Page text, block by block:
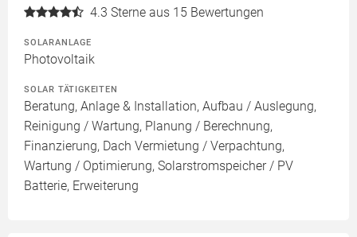
4.3 Sterne aus 15 Bewertungen
SOLARANLAGE
Photovoltaik
SOLAR TÄTIGKEITEN
Beratung, Anlage & Installation, Aufbau / Auslegung,
Reinigung / Wartung, Planung / Berechnung,
Finanzierung, Dach Vermietung / Verpachtung,
Wartung / Optimierung, Solarstromspeicher / PV
Batterie, Erweiterung